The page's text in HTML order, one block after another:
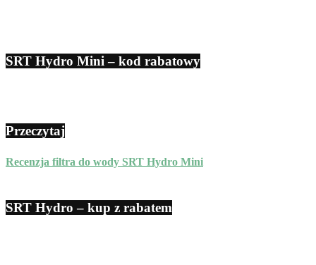
SRT Hydro Mini – kod rabatowy
Przeczytaj
Recenzja filtra do wody SRT Hydro Mini
SRT Hydro – kup z rabatem